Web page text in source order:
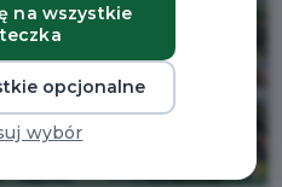
na wszystkie
opcjonalne
wybór